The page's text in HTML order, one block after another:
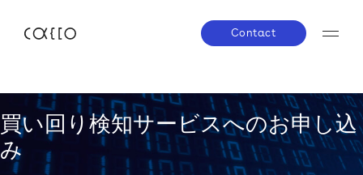
About us
Service
Contact
買い回り検知サービスへのお申し込
み